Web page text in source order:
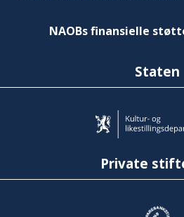
NAOBs finansielle
Staten
Private